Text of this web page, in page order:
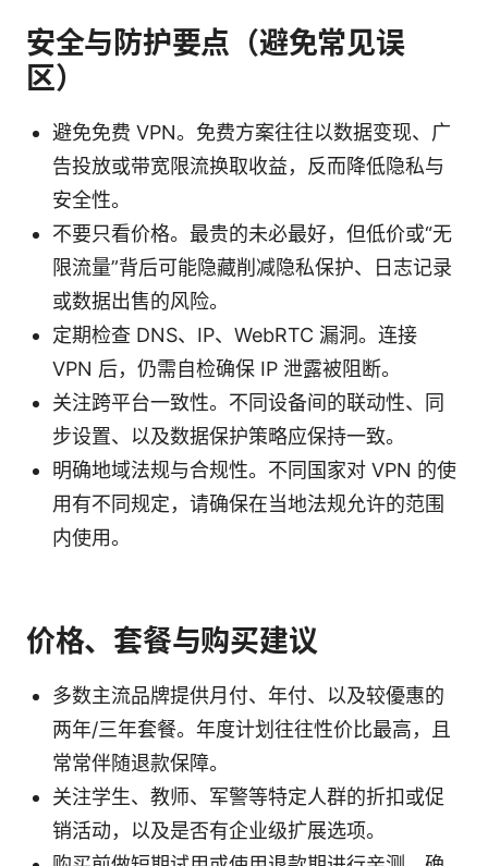
安全与防护要点（避免常见误
区）
避免免费 VPN。免费方案往往以数据变现、广
告投放或带宽限流换取收益，反而降低隐私与
安全性。
不要只看价格。最贵的未必最好，但低价或“无
限流量”背后可能隐藏削减隐私保护、日志记录
或数据出售的风险。
定期检查 DNS、IP、WebRTC 漏洞。连接
VPN 后，仍需自检确保 IP 泄露被阻断。
关注跨平台一致性。不同设备间的联动性、同
步设置、以及数据保护策略应保持一致。
明确地域法规与合规性。不同国家对 VPN 的使
用有不同规定，请确保在当地法规允许的范围
内使用。
价格、套餐与购买建议
多数主流品牌提供月付、年付、以及较優惠的
两年/三年套餐。年度计划往往性价比最高，且
常常伴随退款保障。
关注学生、教师、军警等特定人群的折扣或促
销活动，以及是否有企业级扩展选项。